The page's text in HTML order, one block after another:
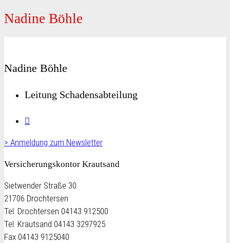
Nadine Böhle
Nadine Böhle
Leitung Schadensabteilung
> Anmeldung zum Newsletter
Versicherungskontor Krautsand
Sietwender Straße 30
21706 Drochtersen
Tel. Drochtersen 04143 912500
Tel. Krautsand 04143 3297925
Fax 04143 9125040